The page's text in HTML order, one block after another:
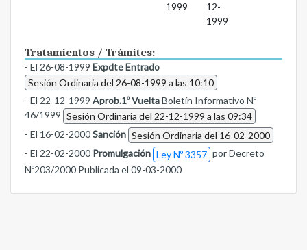
1999
12-
1999
Tratamientos / Trámites:
- El 26-08-1999 Expdte Entrado
Sesión Ordinaria del 26-08-1999 a las 10:10
- El 22-12-1999 Aprob.1º VueltaBoletín Informativo Nº
46/1999 Sesión Ordinaria del 22-12-1999 a las 09:34
- El 16-02-2000Sanción Sesión Ordinaria del 16-02-2000
- El 22-02-2000 Promulgación Ley Nº 3357 por Decreto
Nº203/2000 Publicada el 09-03-2000